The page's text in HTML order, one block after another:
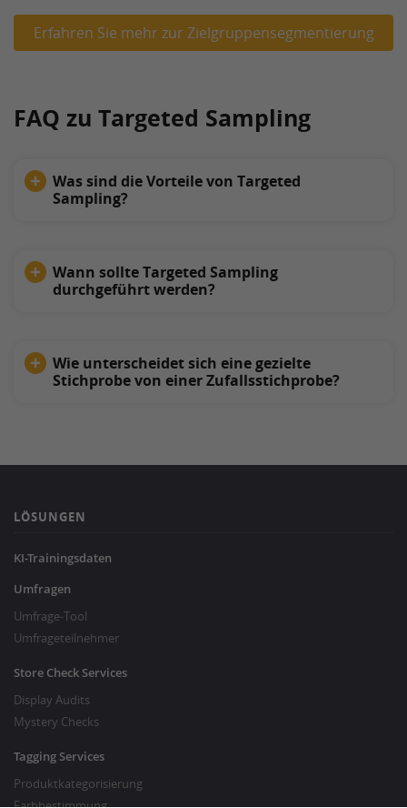
Erfahren Sie mehr zur Zielgruppensegmentierung
FAQ zu Targeted Sampling
Was sind die Vorteile von Targeted
Sampling?
Wann sollte Targeted Sampling
durchgeführt werden?
Wie unterscheidet sich eine gezielte
Stichprobe von einer Zufallsstichprobe?
LÖSUNGEN
KI-Trainingsdaten
Umfragen
Umfrage-Tool
Umfrageteilnehmer
Store Check Services
Display Audits
Mystery Checks
Tagging Services
Produktkategorisierung